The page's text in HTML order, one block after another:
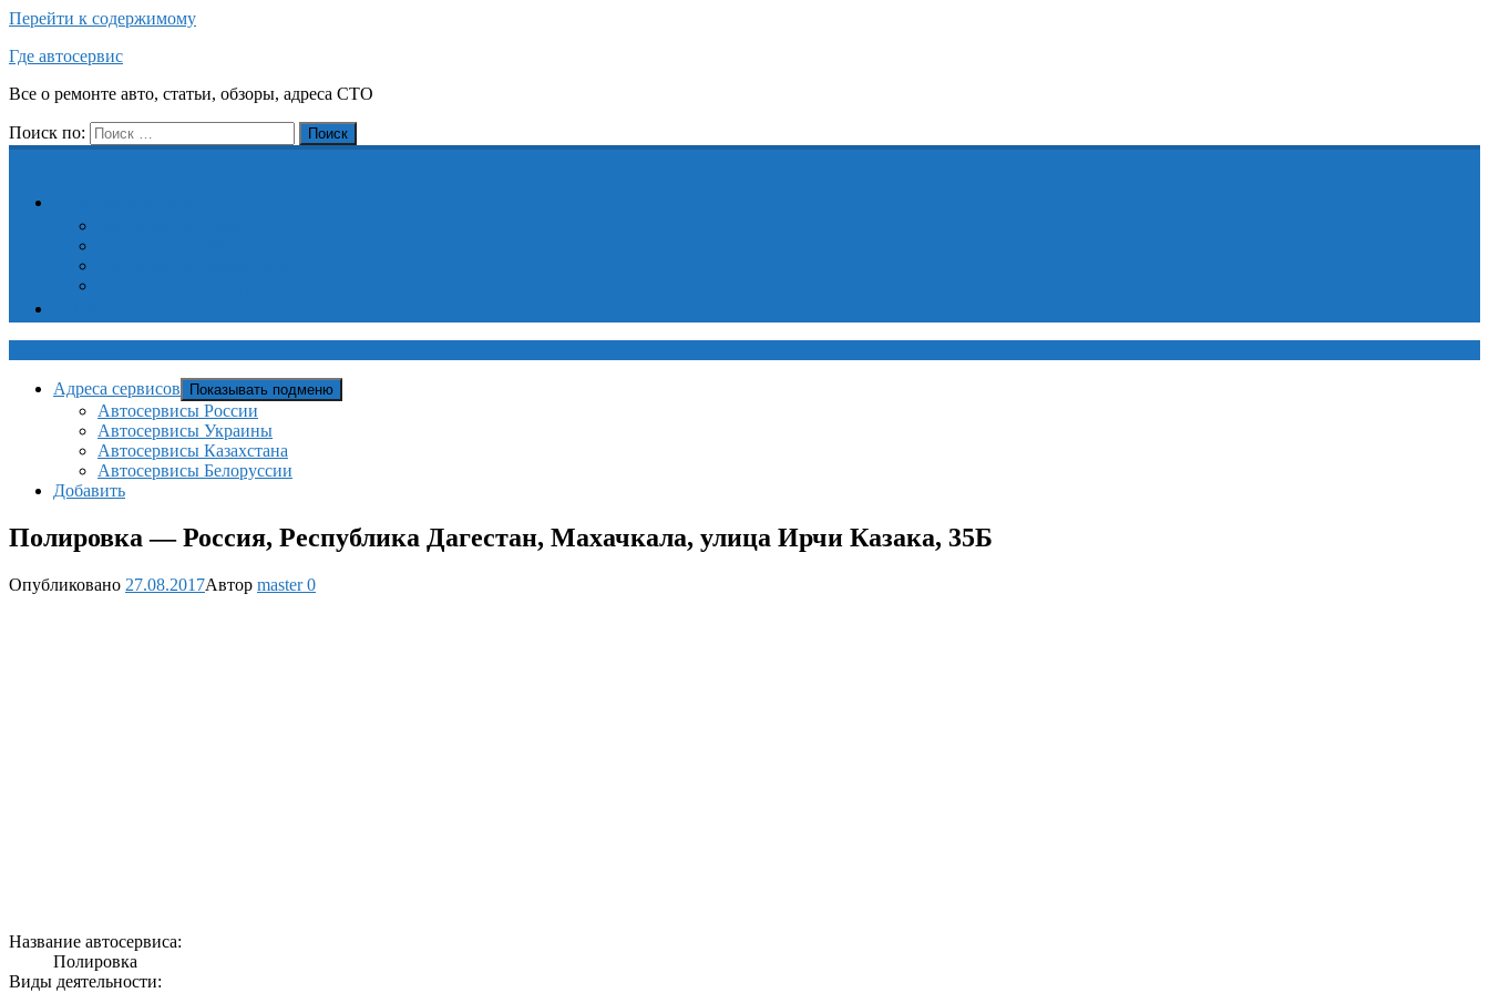
Перейти к содержимому
Где автосервис
Все о ремонте авто, статьи, обзоры, адреса СТО
Поиск по: Поиск
Адреса сервисов Показывать подменю
Автосервисы России
Автосервисы Украины
Автосервисы Казахстана
Автосервисы Белоруссии
Добавить
Полировка — Россия, Республика Дагестан, Махачкала, улица Ирчи Казака, 35Б
Опубликовано 27.08.2017Автор master0
Название автосервиса:
Полировка
Виды деятельности: